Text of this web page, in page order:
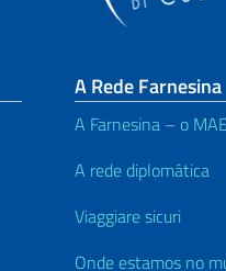
A Rede Farnesina
A Farnesina – o
A rede diplomática
Viaggiare sicuri
Onde estamos no